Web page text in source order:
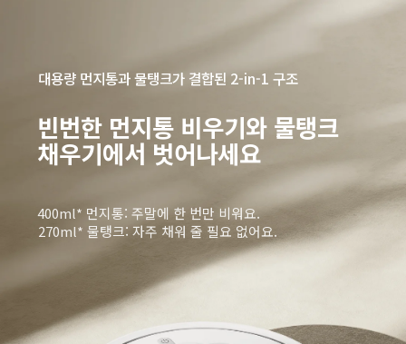
대용량 먼지통과 물탱크가 결합된 2-in-1 구조
빈번한 먼지통 비우기와 물탱크
채우기에서 벗어나세요
400ml* 먼지통: 주말에 한 번만 비워요.
270ml* 물탱크: 자주 채워 줄 필요 없어요.